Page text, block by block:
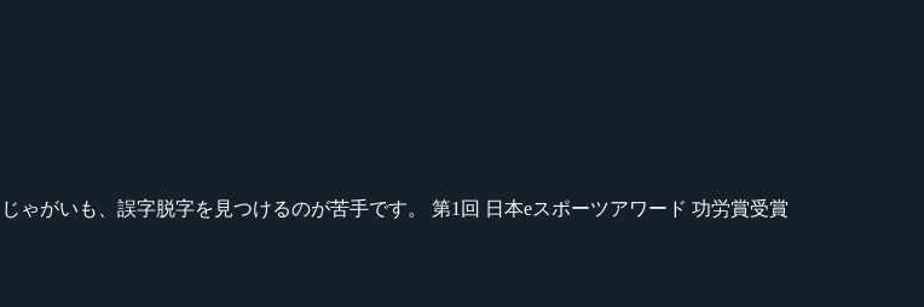
ゃがいも、誤字脱字を見つけるのが苦手です。 第1回 日本eスポーツアワード 功労賞受賞